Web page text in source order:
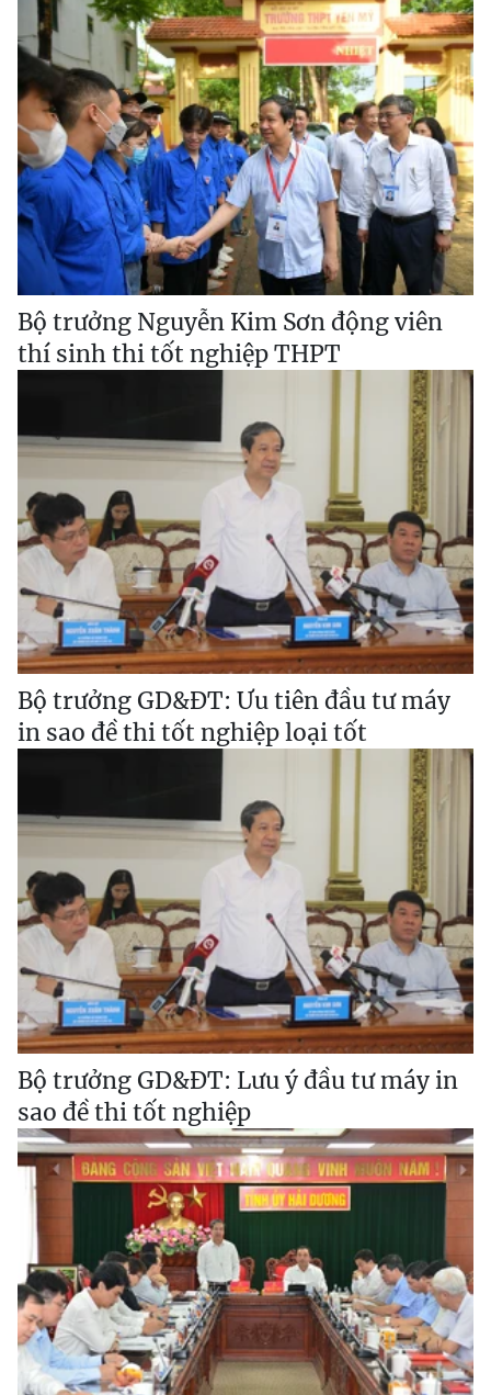
Bộ trưởng Nguyễn Kim Sơn động viên
thí sinh thi tốt nghiệp THPT
Bộ trưởng GD&ĐT: Ưu tiên đầu tư máy
in sao đề thi tốt nghiệp loại tốt
Bộ trưởng GD&ĐT: Lưu ý đầu tư máy in
sao đề thi tốt nghiệp